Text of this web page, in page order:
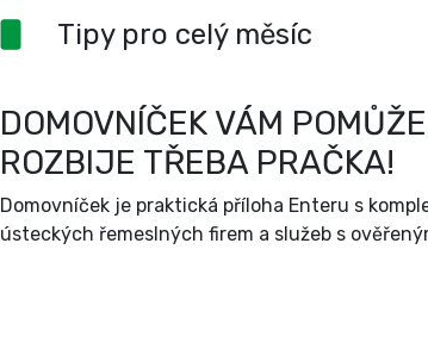
Tipy pro celý měsíc
DOMOVNÍČEK VÁM
ROZBIJE TŘEBA PRAČKA!
Domovníček je praktická příloha Enteru s
ústeckých řemeslných firem a služeb s